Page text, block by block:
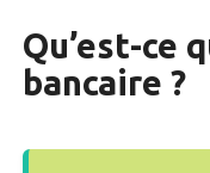
Qu’est-ce
bancaire ?